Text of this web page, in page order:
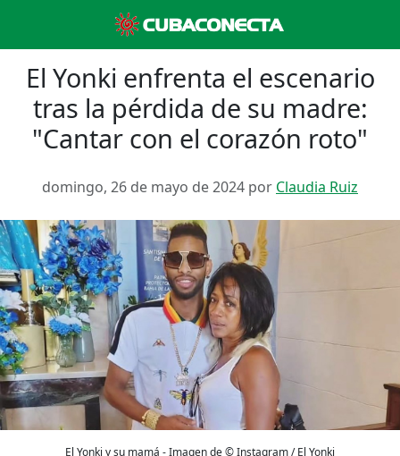
El Yonki enfrenta el escenario
tras la pérdida de su madre:
"Cantar con el corazón roto"
domingo, 26 de mayo de 2024 por Claudia Ruiz
El Yonki y su mamá - Imagen de © Instagram / El Yonki